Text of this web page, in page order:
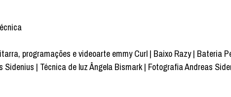
programações e videoarte emmy Curl | Baixo Razy | Bateria
Sidenius | Técnica de luz Ângela Bismark | Fotografia Andreas